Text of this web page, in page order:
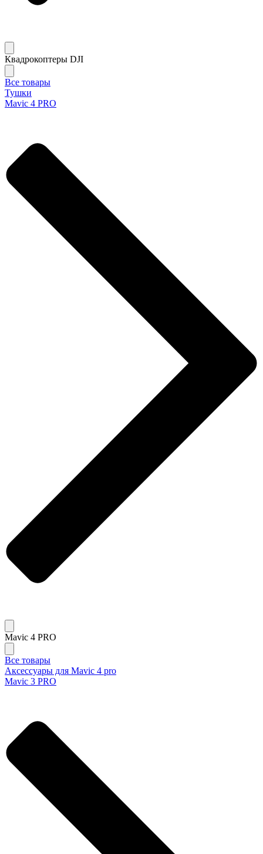
Квадрокоптеры DJI
Все товары
Тушки
Mavic 4 PRO
Mavic 4 PRO
Все товары
Аксессуары для Mavic 4 pro
Mavic 3 PRO